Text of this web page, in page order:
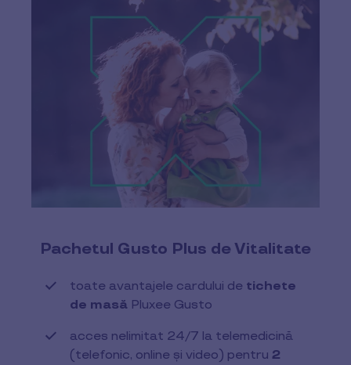
Pachetul Gusto Plus de Vitalitate
toate avantajele cardului de tichete
de masă Pluxee Gusto
acces nelimitat 24/7 la telemedicină
(telefonic, online și video) pentru 2